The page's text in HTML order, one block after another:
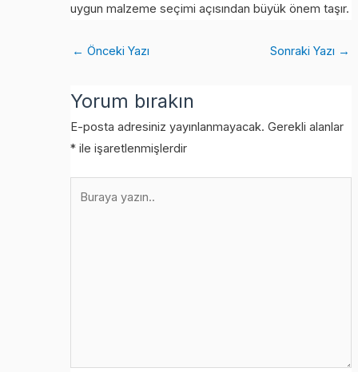
uygun malzeme seçimi açısından büyük önem taşır.
← Önceki Yazı Sonraki Yazı →
Yorum bırakın
E-posta adresiniz yayınlanmayacak. Gerekli alanlar
*ile işaretlenmişlerdir